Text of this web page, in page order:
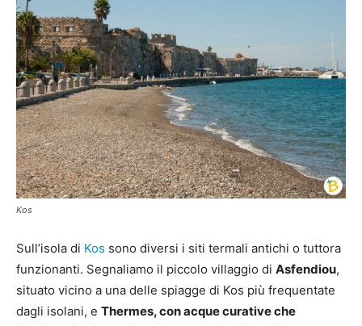
Kos
Sull’isola di Kos sono diversi i siti termali antichi o tuttora
funzionanti. Segnaliamo il piccolo villaggio di Asfendiou,
situato vicino a una delle spiagge di Kos più frequentate
dagli isolani, e Thermes, con acque curative che